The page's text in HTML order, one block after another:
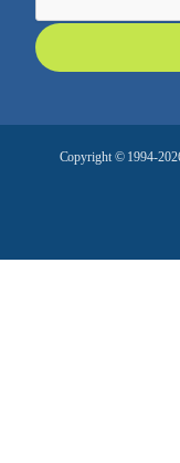
a
Copyright © 1994-